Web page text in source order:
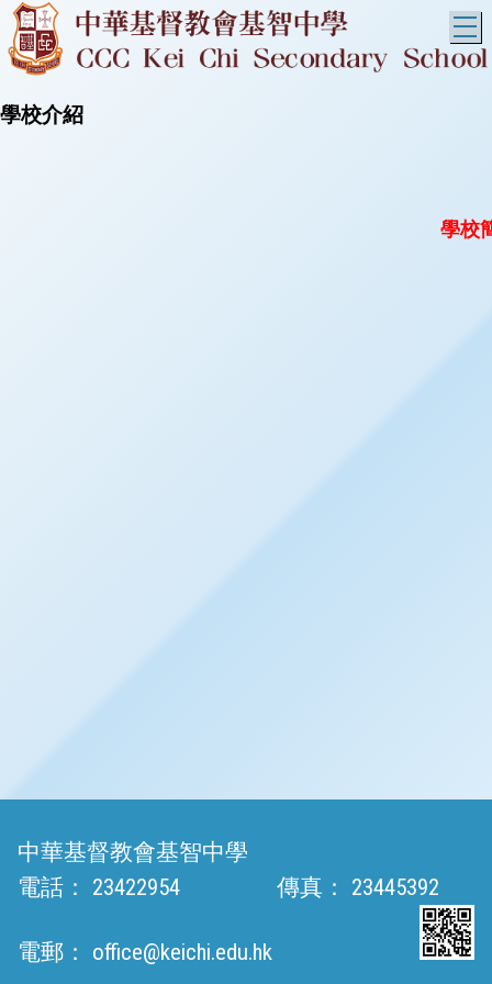
學校介紹
中華基督教會基智中學
電話：
23422954 傳真： 23445392
電郵： office@keichi.edu.hk